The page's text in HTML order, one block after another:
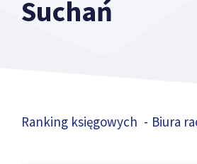
Suchań
Ranking księgowych Biura